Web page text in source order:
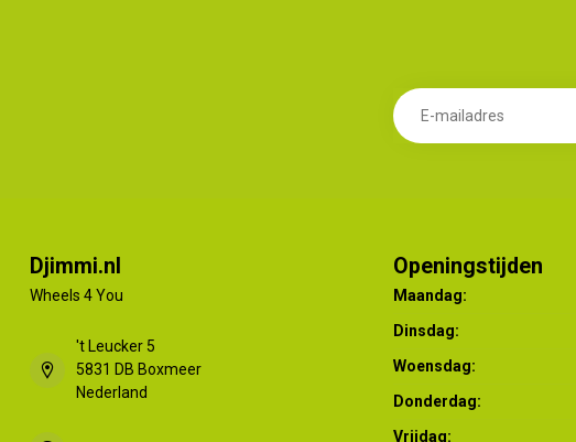
Djimmi.nl
Wheels 4 You
't Leucker 5
5831 DB Boxmeer
Nederland
Openingstijden
Maandag:
Dinsdag:
Woensdag:
Donderdag:
Vrijdag: